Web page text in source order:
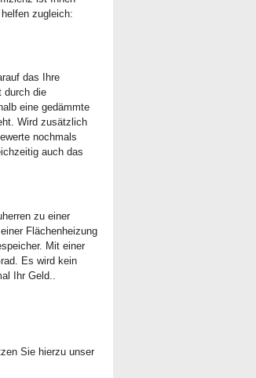
zugleich:
das Ihre
durch die
eine gedämmte
Wird zusätzlich
nochmals
auch das
zu einer
Flächenheizung
Mit einer
Es wird kein
Ihr Geld..
Sie hierzu unser